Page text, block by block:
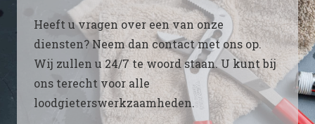
Heeft u vragen over een van onze
diensten? Neem dan contact met ons op.
Wij zullen u 24/7 te woord staan. U kunt bij
ons terecht voor alle
loodgieterswerkzaamheden.